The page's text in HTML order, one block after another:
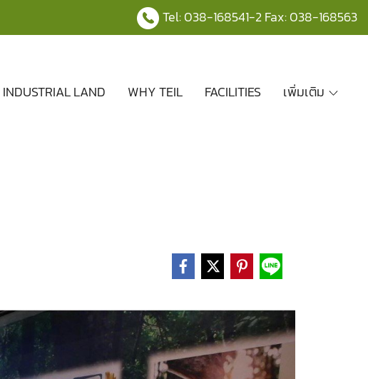
Tel:038-168541-2 Fax: 038-168563
INDUSTRIAL LAND WHY TEIL FACILITIES เพิ่มเติม